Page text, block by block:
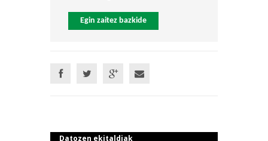
Egin zaitez bazkide
Datozen ekitaldiak